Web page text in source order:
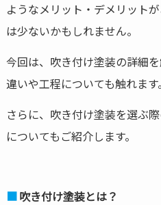
ようなメリット・デメリット
は少ないかもしれません。
今回は、吹き付け塗装の詳細
違いや工程についても触れます。
さらに、吹き付け塗装を選ぶ
についてもご紹介します。
吹き付け塗装とは？